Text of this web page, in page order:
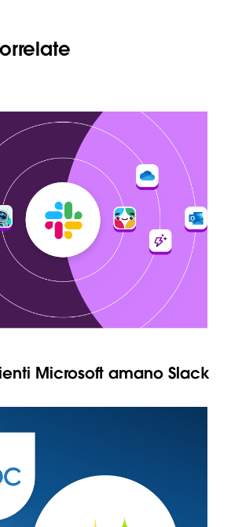
Microsoft amano Slack